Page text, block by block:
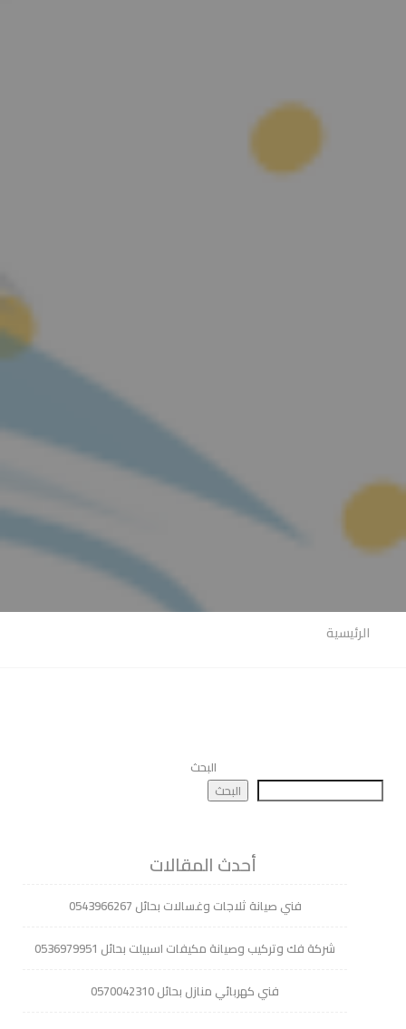
الرئيسية
البحث
البحث
أحدث المقالات
فني صيانة ثلاجات وغسالات بحائل 0543966267
شركة فك وتركيب وصيانة مكيفات اسبيلت بحائل 0536979951
فني كهربائي منازل بحائل 0570042310